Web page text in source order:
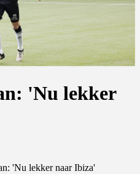
'Nu lekker
'Nu lekker naar Ibiza'